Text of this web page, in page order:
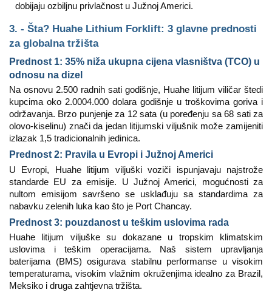
dobijaju ozbiljnu privlačnost u Južnoj Americi.
3. - Šta? Huahe Lithium Forklift: 3 glavne prednosti
za globalna tržišta
Prednost 1: 35% niža ukupna cijena vlasništva (TCO) u
odnosu na dizel
Na osnovu 2.500 radnih sati godišnje, Huahe litijum viličar štedi
kupcima oko 2.0004.000 dolara godišnje u troškovima goriva i
održavanja. Brzo punjenje za 12 sata (u poređenju sa 68 sati za
olovo-kiselinu) znači da jedan litijumski viljušnik može zamijeniti
izlazak 1,5 tradicionalnih jedinica.
Prednost 2: Pravila u Evropi i Južnoj Americi
U Evropi, Huahe litijum viljuški voziči ispunjavaju najstrože
standarde EU za emisije. U Južnoj Americi, mogućnosti za
nultom emisijom savršeno se usklađuju sa standardima za
nabavku zelenih luka kao što je Port Chancay.
Prednost 3: pouzdanost u teškim uslovima rada
Huahe litijum viljuške su dokazane u tropskim klimatskim
uslovima i teškim operacijama. Naš sistem upravljanja
baterijama (BMS) osigurava stabilnu performanse u visokim
temperaturama, visokim vlažnim okruženjima idealno za Brazil,
Meksiko i druga zahtjevna tržišta.